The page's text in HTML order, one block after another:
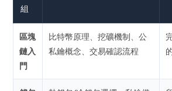
組
區塊
鏈入
門
比特幣原理、挖礦機制、公
私鑰概念、交易確認流程